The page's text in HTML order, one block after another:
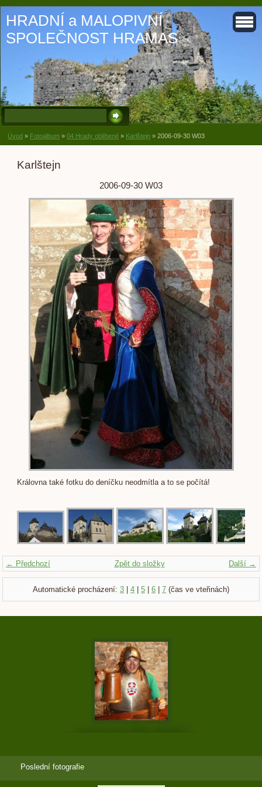
HRADNÍ a MALOPIVNÍ
SPOLEČNOST HRAMAS
Úvod » Fotoalbum » 04 Hrady oblíbené » Karlštejn » 2006-09-30 W03
Karlštejn
2006-09-30 W03
Královna také fotku do deníčku neodmítla a to se počítá!
← Předchozí Další →
Zpět do složky
Automatické procházení: 3 4 5 6 7 (čas ve vteřinách)
Poslední fotografie